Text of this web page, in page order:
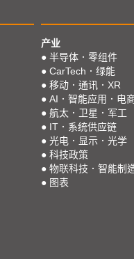
产业
● 半导体．零组件
● CarTech．绿能
● 移动．通讯．XR
● AI．智能应用．电
● 航太．卫星．军工
● IT．系统供应链
● 光电．显示．光学
● 科技政策
● 物联科技．智能制
● 图表